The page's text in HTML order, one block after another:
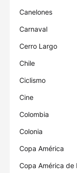
Canelones
Carnaval
Cerro Largo
Chile
Ciclismo
Cine
Colombia
Colonia
Copa América
Copa América de